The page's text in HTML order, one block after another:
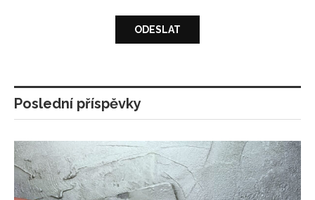
Poslední příspěvky